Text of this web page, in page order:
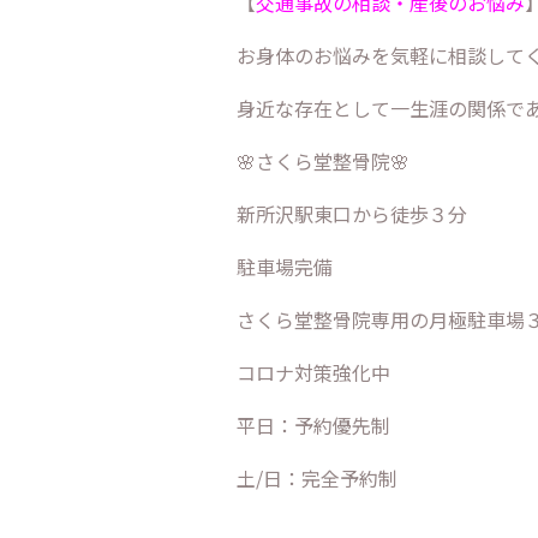
お身体のお悩みを気軽に相談して
身近な存在として一生涯の関係で
🌸さくら堂整骨院🌸
新所沢駅東口から徒歩３分
駐車場完備
さくら堂整骨院専用の月極駐車場
コロナ対策強化中
平日：予約優先制
土/日：完全予約制